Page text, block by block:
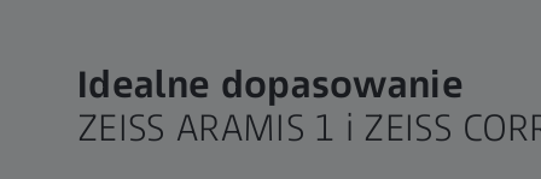
Idealne dopasowanie
ZEISS ARAMIS 1 i ZEISS